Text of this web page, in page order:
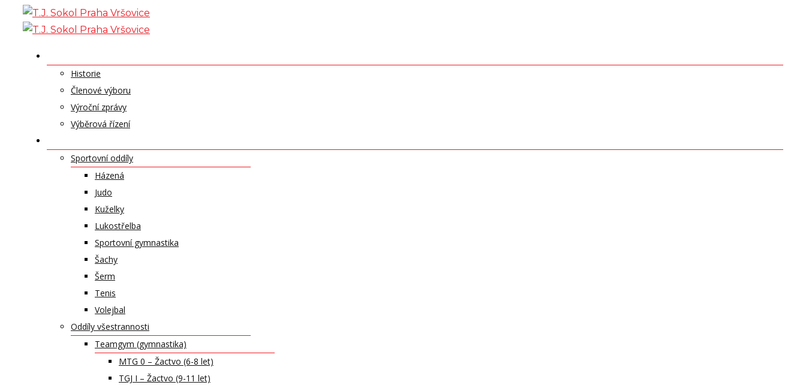
Skip
Historie
Členové výboru
Výroční zprávy
Výběrová řízení
Sportovní oddíly
Házená
Judo
Kuželky
Lukostřelba
Sportovní gymnastika
Šachy
Šerm
Tenis
Volejbal
Oddíly všestrannosti
Teamgym (gymnastika)
MTG 0 – Žactvo (6-8 let)
TGJ I – Žactvo (9-11 let)